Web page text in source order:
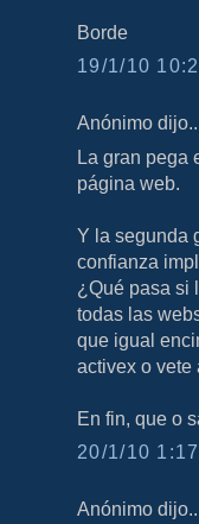
Borde
19/1/10
Anónimo
La gran pega
página web.
Y la segunda
confianza
¿Qué pasa si
todas las
que igual
activex o vete
En fin, que o
20/1/10
Anónimo